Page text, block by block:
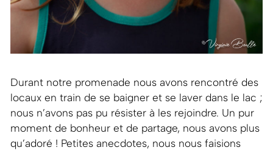
Durant notre promenade nous avons rencontré des
locaux en train de se baigner et se laver dans le lac ;
nous n’avons pas pu résister à les rejoindre. Un pur
moment de bonheur et de partage, nous avons plus
qu’adoré ! Petites anecdotes, nous nous faisions